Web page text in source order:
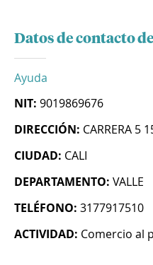
Datos de contacto
Ayuda
NIT: 9019869676
DIRECCIÓN: CARRERA 5
CIUDAD: CALI
DEPARTAMENTO: VALLE
TELÉFONO: 3177917510
ACTIVIDAD: Comercio al